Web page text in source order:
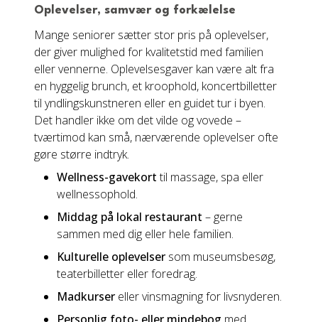
Oplevelser, samvær og forkælelse
Mange seniorer sætter stor pris på oplevelser,
der giver mulighed for kvalitetstid med familien
eller vennerne. Oplevelsesgaver kan være alt fra
en hyggelig brunch, et kroophold, koncertbilletter
til yndlingskunstneren eller en guidet tur i byen.
Det handler ikke om det vilde og vovede –
tværtimod kan små, nærværende oplevelser ofte
gøre større indtryk.
Wellness-gavekorttil massage, spa eller
wellnessophold.
Middag på lokal restaurant – gerne
sammen med dig eller hele familien.
Kulturelle oplevelser som museumsbesøg,
teaterbilletter eller foredrag.
Madkurser eller vinsmagning for livsnyderen.